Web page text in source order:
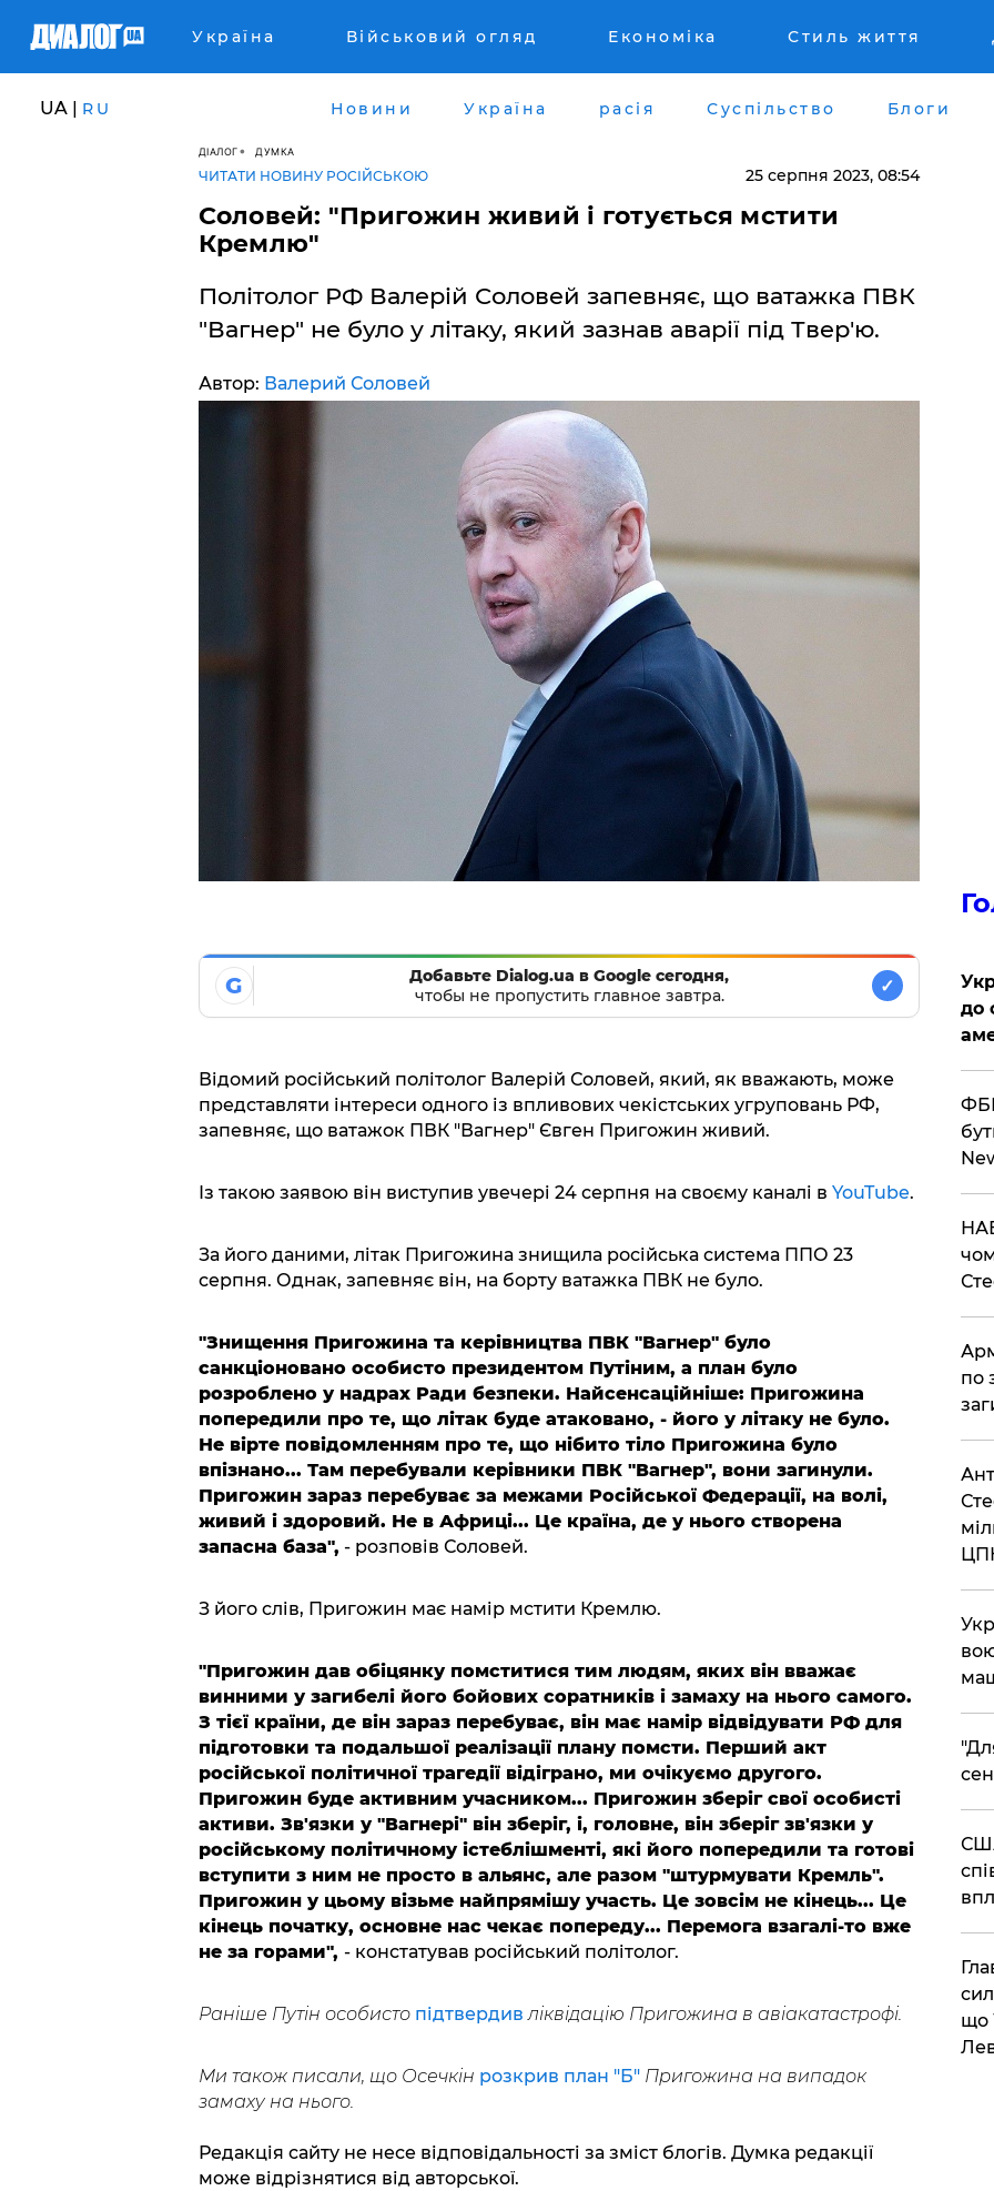
Україна Військовий огляд Економіка Стиль життя
UA | RU Новини Україна расія Суспільство Блоги
ДІАЛОГ ДУМКА
ЧИТАТИ НОВИНУ РОСІЙСЬКОЮ 25 серпня 2023, 08:54
Соловей: "Пригожин живий і готується мстити
Кремлю"
Політолог РФ Валерій Соловей запевняє, що ватажка ПВК
"Вагнер" не було у літаку, який зазнав аварії під Твер'ю.
Автор: Валерий Соловей
G
Добавьте Dialog.ua в Google сегодня,
чтобы не пропустить главное завтра.
✓
Відомий російський політолог Валерій Соловей, який, як вважають, може
представляти інтереси одного із впливових чекістських угруповань РФ,
запевняє, що ватажок ПВК "Вагнер" Євген Пригожин живий.
Із такою заявою він виступив увечері 24 серпня на своєму каналі в YouTube.
За його даними, літак Пригожина знищила російська система ППО 23
серпня. Однак, запевняє він, на борту ватажка ПВК не було.
"Знищення Пригожина та керівництва ПВК "Вагнер" було
санкціоновано особисто президентом Путіним, а план було
розроблено у надрах Ради безпеки. Найсенсаційніше: Пригожина
попередили про те, що літак буде атаковано, - його у літаку не було.
Не вірте повідомленням про те, що нібито тіло Пригожина було
впізнано... Там перебували керівники ПВК "Вагнер", вони загинули.
Пригожин зараз перебуває за межами Російської Федерації, на волі,
живий і здоровий. Не в Африці... Це країна, де у нього створена
запасна база", - розповів Соловей.
З його слів, Пригожин має намір мстити Кремлю.
"Пригожин дав обіцянку помститися тим людям, яких він вважає
винними у загибелі його бойових соратників і замаху на нього самого.
З тієї країни, де він зараз перебуває, він має намір відвідувати РФ для
підготовки та подальшої реалізації плану помсти. Перший акт
російської політичної трагедії відіграно, ми очікуємо другого.
Пригожин буде активним учасником... Пригожин зберіг свої особисті
активи. Зв'язки у "Вагнері" він зберіг, і, головне, він зберіг зв'язки у
російському політичному істеблішменті, які його попередили та готові
вступити з ним не просто в альянс, але разом "штурмувати Кремль".
Пригожин у цьому візьме найпрямішу участь. Це зовсім не кінець... Це
кінець початку, основне нас чекає попереду... Перемога взагалі-то вже
не за горами", - констатував російський політолог.
Раніше Путін особисто підтвердив ліквідацію Пригожина в авіакатастрофі.
Ми також писали, що Осечкін розкрив план "Б" Пригожина на випадок
замаху на нього.
Редакція сайту не несе відповідальності за зміст блогів. Думка редакції
може відрізнятися від авторської.
до
по
що